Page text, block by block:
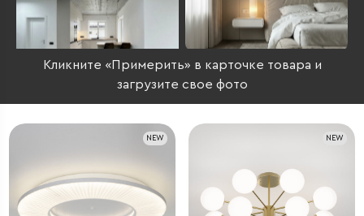
Кликните «Примерить» в карточке товара и
загрузите свое фото
NEW NEW